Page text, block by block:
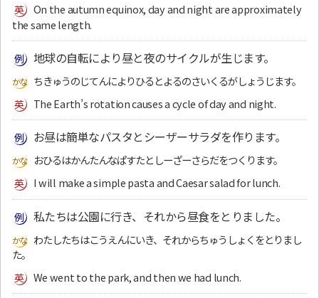
On the autumn equinox, day and night are approximately
the same length.
地球の自転により昼と夜のサイクルが生じます。
ちきゅうのじてんによりひるとよるのさいくるがしょうじます。
The Earth’s rotation causes a cycle of day and night.
お昼は簡単なパスタとシーザーサラダを作ります。
おひるはかんたんなぱすたとしーざーさらだをつくります。
I will make a simple pasta and Caesar salad for lunch.
私たちは公園に行き、それから昼食をとりました。
わたしたちはこうえんにいき、それからちゅうしょくをとりまし
た。
We went to the park, and then we had lunch.